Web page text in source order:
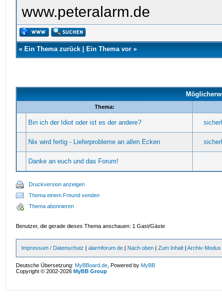
www.peteralarm.de
« Ein Thema zurück| Ein Thema vor »
Thema:
Bin ich der Idiot oder ist es der andere?
Nix wird fertig - Lieferprobleme an allen Ecken
Danke an euch und das Forum!
Druckversion anzeigen
Thema einem Freund senden
Thema abonnieren
Benutzer, die gerade dieses Thema anschauen: 1 Gast/Gäste
Impressum / Datenschutz |alarmforum.de | Nach oben |Zum Inhalt |Archiv-Modus
Deutsche Übersetzung:MyBBoard.de , Powered byMyBB
Copyright © 2002-2026MyBB Group